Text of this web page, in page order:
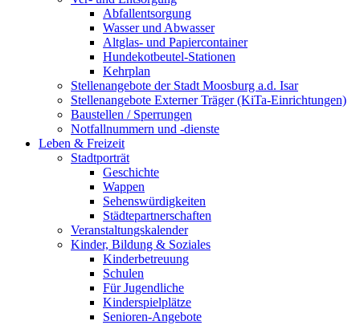
Abfallentsorgung
Wasser und Abwasser
Altglas- und Papiercontainer
Hundekotbeutel-Stationen
Kehrplan
Stellenangebote der Stadt Moosburg a.d. Isar
Stellenangebote Externer Träger (KiTa-Einrichtungen)
Baustellen / Sperrungen
Notfallnummern und -dienste
Leben & Freizeit
Stadtporträt
Geschichte
Wappen
Sehenswürdigkeiten
Städtepartnerschaften
Veranstaltungskalender
Kinder, Bildung & Soziales
Kinderbetreuung
Schulen
Für Jugendliche
Kinderspielplätze
Senioren-Angebote